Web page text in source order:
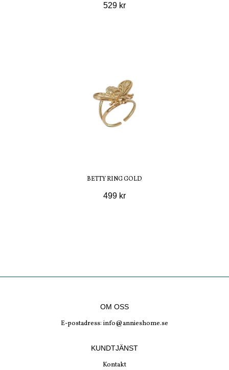
529 kr
BETTY RING GOLD
499 kr
OM OSS
E-postadress: info@annieshome.se
KUNDTJÄNST
Kontakt